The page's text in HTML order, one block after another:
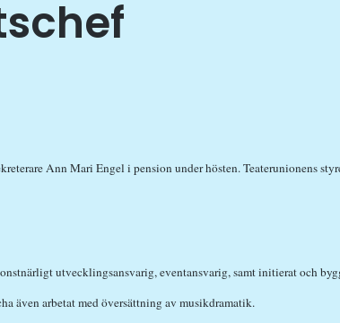
Ann Mari Engel i pension under hösten. Teaterunionens
utvecklingsansvarig, eventansvarig, samt initierat och
även arbetat med översättning av musikdramatik.